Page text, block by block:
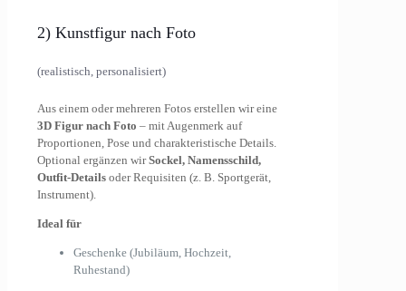
2) Kunstfigur nach Foto
(realistisch, personalisiert)
Aus einem oder mehreren Fotos erstellen wir eine
3D Figur nach Foto – mit Augenmerk auf
Proportionen, Pose und charakteristische Details.
Optional ergänzen wirSockel, Namensschild,
Outfit-Details oder Requisiten (z. B. Sportgerät,
Instrument).
Ideal für
Geschenke (Jubiläum, Hochzeit,
Ruhestand)